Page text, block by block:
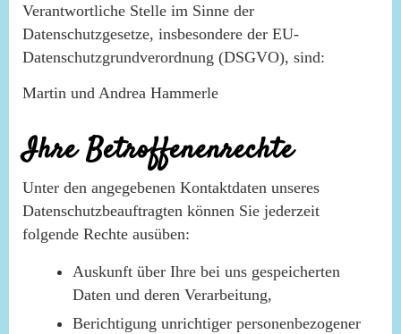
Verantwortliche Stelle im Sinne der
Datenschutzgesetze, insbesondere der EU-
Datenschutzgrundverordnung (DSGVO), sind:
Martin und Andrea Hammerle
Ihre Betroffenenrechte
Unter den angegebenen Kontaktdaten unseres
Datenschutzbeauftragten können Sie jederzeit
folgende Rechte ausüben:
Auskunft über Ihre bei uns gespeicherten
Daten und deren Verarbeitung,
Berichtigung unrichtiger personenbezogener